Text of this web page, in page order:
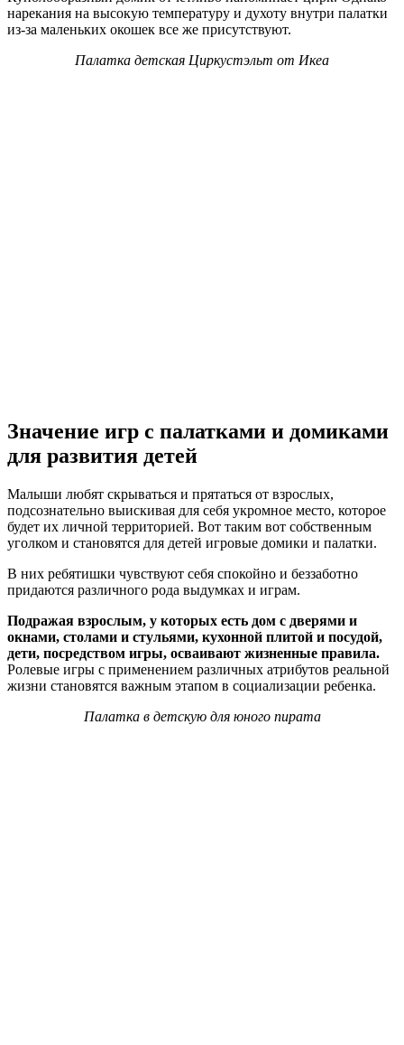
нарекания на высокую температуру и духоту внутри палатки
из-за маленьких окошек все же присутствуют.
Палатка детская Циркустэльт от Икеа
Значение игр с палатками и домиками
для развития детей
Малыши любят скрываться и прятаться от взрослых,
подсознательно выискивая для себя укромное место, которое
будет их личной территорией. Вот таким вот собственным
уголком и становятся для детей игровые домики и палатки.
В них ребятишки чувствуют себя спокойно и беззаботно
придаются различного рода выдумках и играм.
Подражая взрослым, у которых есть дом с дверями и
окнами, столами и стульями, кухонной плитой и посудой,
дети, посредством игры, осваивают жизненные правила.
Ролевые игры с применением различных атрибутов реальной
жизни становятся важным этапом в социализации ребенка.
Палатка в детскую для юного пирата